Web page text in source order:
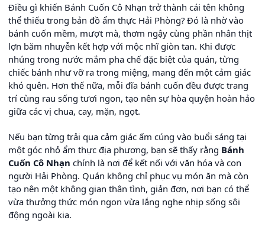
Điều gì khiến Bánh Cuốn Cô Nhạn trở thành cái tên không
thể thiếu trong bản đồ ẩm thực Hải Phòng? Đó là nhờ vào
bánh cuốn mềm, mượt mà, thơm ngậy cùng phần nhân thịt
lợn băm nhuyễn kết hợp với mộc nhĩ giòn tan. Khi được
nhúng trong nước mắm pha chế đặc biệt của quán, từng
chiếc bánh như vỡ ra trong miệng, mang đến một cảm giác
khó quên. Hơn thế nữa, mỗi đĩa bánh cuốn đều được trang
trí cùng rau sống tươi ngon, tạo nên sự hòa quyện hoàn hảo
giữa các vị chua, cay, mặn, ngọt.
Nếu bạn từng trải qua cảm giác ấm cúng vào buổi sáng tại
một góc nhỏ ẩm thực địa phương, bạn sẽ thấy rằng Bánh
Cuốn Cô Nhạn chính là nơi để kết nối với văn hóa và con
người Hải Phòng. Quán không chỉ phục vụ món ăn mà còn
tạo nên một không gian thân tình, giản đơn, nơi bạn có thể
vừa thưởng thức món ngon vừa lắng nghe nhịp sống sôi
động ngoài kia.